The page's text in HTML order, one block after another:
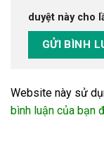
duyệt này cho
Website này sử
bình luận của bạn